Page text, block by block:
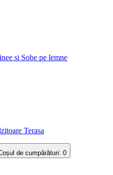
si Sobe pe lemne
Terasa
de cumpărături: 0